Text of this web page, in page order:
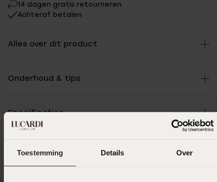
Toestemming Details Over
14 dagen gratis retourneren
Achteraf betalen
Alles over dit product
Onderhoud & tips
Specificaties